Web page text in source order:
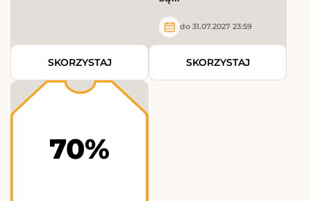
SKORZYSTAJ
do 31.07.2027 23:59
SKORZYSTAJ
70%